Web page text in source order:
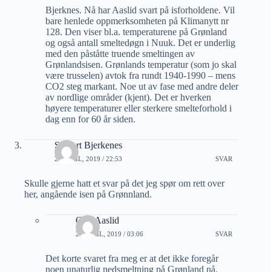
Bjerknes. Nå har Aaslid svart på isforholdene. Vil
bare henlede oppmerksomheten på Klimanytt nr
128. Den viser bl.a. temperaturene på Grønland
og også antall smeltedøgn i Nuuk. Det er underlig
med den påståtte truende smeltingen av
Grønlandsisen. Grønlands temperatur (som jo skal
være trusselen) avtok fra rundt 1940-1990 – mens
CO2 steg markant. Noe ut av fase med andre deler
av nordlige områder (kjent). Det er hverken
høyere temperaturer eller sterkere smelteforhold i
dag enn for 60 år siden.
Sigvart Bjerkenes
24 APRIL, 2019 / 22:53 SVAR
Skulle gjerne hatt et svar på det jeg spør om rett over
her, angående isen på Grønnland.
Geir Aaslid
25 APRIL, 2019 / 03:06 SVAR
Det korte svaret fra meg er at det ikke foregår
noen unaturlig nedsmeltning på Grønland nå.